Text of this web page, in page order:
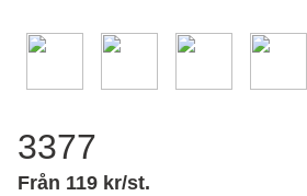
3377
Från 119 kr/st.